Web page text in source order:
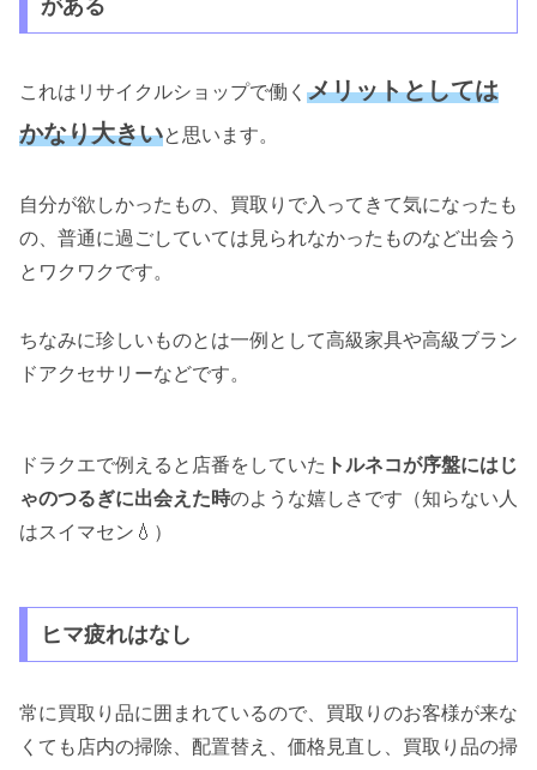
がある
これはリサイクルショップで働く メリットとしては
かなり大きいと思います。
自分が欲しかったもの、買取りで入ってきて気になったも
の、普通に過ごしていては見られなかったものなど出会う
とワクワクです。
ちなみに珍しいものとは一例として高級家具や高級ブラン
ドアクセサリーなどです。
ドラクエで例えると店番をしていた トルネコが序盤にはじ
ゃのつるぎに出会えた時のような嬉しさです（知らない人
はスイマセン💧）
ヒマ疲れはなし
常に買取り品に囲まれているので、買取りのお客様が来な
くても店内の掃除、配置替え、価格見直し、買取り品の掃